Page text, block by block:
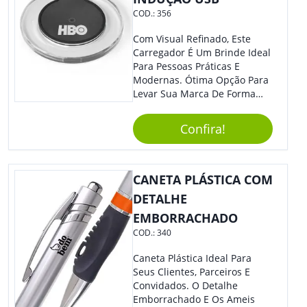
COD.:356
Com Visual Refinado, Este
Carregador É Um Brinde Ideal
Para Pessoas Práticas E
Modernas. Ótima Opção Para
Levar Sua Marca De Forma
Sua Empresa Em Eventos,
Reuniões Corporativas Ou Até
Mesmo Para Presentear
Colaboradores E Parceiros De
Sua Empresa.
Confira!
CANETA PLÁSTICA COM
DETALHE
EMBORRACHADO
COD.:340
Caneta Plástica Ideal Para
Seus Clientes, Parceiros E
Convidados. O Detalhe
Emborrachado E Os Ameis